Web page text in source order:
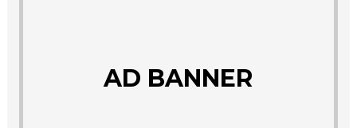
AD BANNER